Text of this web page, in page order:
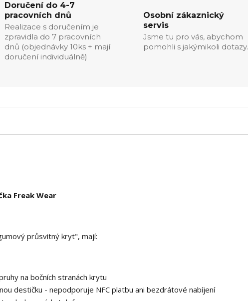
Doručení do 4-7
pracovních dnů
Realizace s doručením je
zpravidla do 7 pracovních
dnů (objednávky 10ks + mají
doručení individuálně)
Osobní zákaznický
servis
Jsme tu pro vás, abychom
pomohli s jakýmikoli dotazy.
Freak Wear
průsvitný kryt", mají:
na bočních stranách krytu
destičku - nepodporuje NFC platbu ani bezdrátové nabíjení